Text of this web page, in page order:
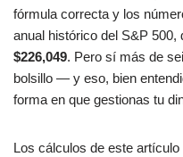
o
o
k
p
p
tir
fórmula correcta y los
anual histórico del S&P 500,
$226,049. Pero sí más de
bolsillo — y eso, bien
forma en que gestionas tu
Los cálculos de este